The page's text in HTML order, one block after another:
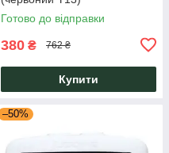
Готово до відправки
380 ₴ 762 ₴
Купити
–50%